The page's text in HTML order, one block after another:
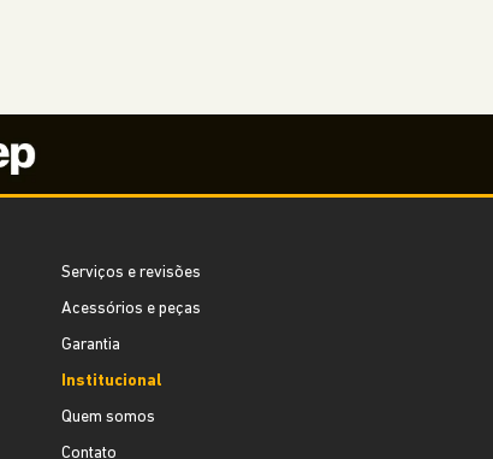
Serviços e revisões
Acessórios e peças
Garantia
Institucional
Quem somos
Contato